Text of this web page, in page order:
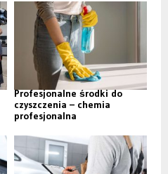
Profesjonalne środki do
czyszczenia – chemia
profesjonalna